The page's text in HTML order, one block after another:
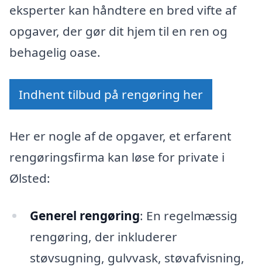
eksperter kan håndtere en bred vifte af
opgaver, der gør dit hjem til en ren og
behagelig oase.
Indhent tilbud på rengøring her
Her er nogle af de opgaver, et erfarent
rengøringsfirma kan løse for private i
Ølsted:
Generel rengøring: En regelmæssig
rengøring, der inkluderer
støvsugning, gulvvask, støvafvisning,